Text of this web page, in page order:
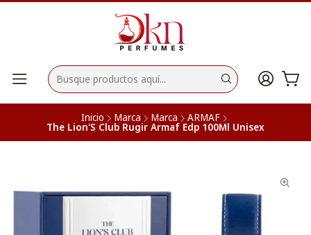
Inicio Marca Marca ARMAF
The Lion'S Club Rugir Armaf Edp 100Ml Unisex